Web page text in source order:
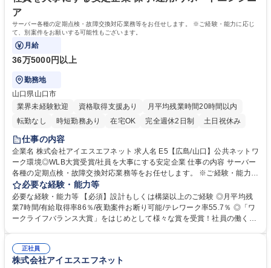
学歴：大学院 大学 高専 短大 専修学校 高校 語学力： 資格：
ア
サーバー各種の定期点検・故障交換対応業務等をお任せします。 ※ご経験・能力に応じ
て、別案件をお願いする可能性もございます。
月給
36万5000円以上
勤務地
山口県山口市
業界未経験歓迎
資格取得支援あり
月平均残業時間20時間以内
転勤なし
時短勤務あり 在宅OK 完全週休2日制 土日祝休み
仕事の内容
企業名 株式会社アイエスエフネット 求人名 E5【広島/山口】公共ネットワ
ーク環境◎WLB大賞受賞/社員を大事にする安定企業 仕事の内容 サーバー
各種の定期点検・故障交換対応業務等をお任せします。 ※ご経験・能力に
応じて、別案件をお願いする可能性もございます。 ■サーバー各種定期点
検 ■サーバー各種故障交換対応 ■サーバー各種問合せ対応 ■エンドユーザ
ー問合せ対応 ■各システム保守月次報告書作成 ■配線工事現地調査/工事統
制 募集職種 E5【広島/山口】公共ネットワーク環境◎WLB大賞受賞/社員
必要な経験・能力等
必要な経験・能力等 【必須】設計もしくは構築以上のご経験 ◎月平均残
業7時間/有給取得率86％/夜勤案件お断り可能/テレワーク率55.7％ ◎「ワ
ークライフバランス大賞」をはじめとして様々な賞を受賞！社員の働く環
に人月単価を公開しており、頑張りが報われます。 ◎前向きに働くために
は人間関係が非常に重要となります。「この人と一緒に働きたいという人
正社員
株式会社アイエスエフネット